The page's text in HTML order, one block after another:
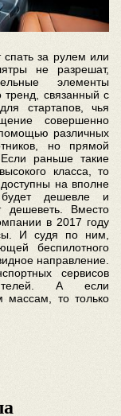
за рулем или
не разрешат,
элементы
связанный с
стартапов, чья
совершенно
различных
но прямой
Если раньше такие
класса, то
на вполне
дешевле и
дешеветь. Вместо
в 2017 году
И судя по ним,
беспилотного
направление.
сервисов
А если
массам, то только